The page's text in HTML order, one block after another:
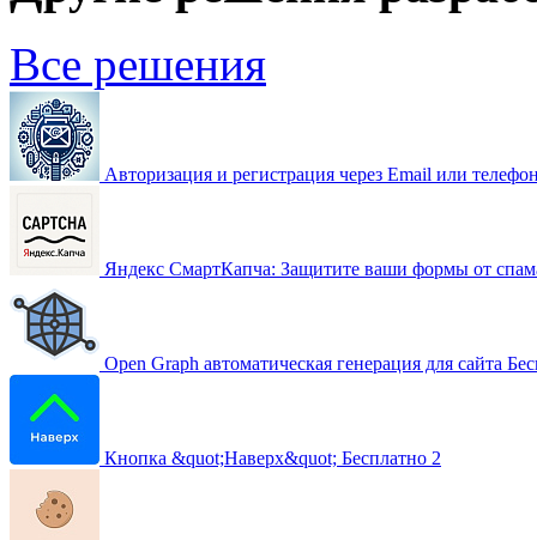
Все решения
Авторизация и регистрация через Email или
Яндекс СмартКапча: Защитите ваши формы от
Open Graph автоматическая генерация для сайта
Кнопка &quot;Наверх&quot; Бесплатно 2